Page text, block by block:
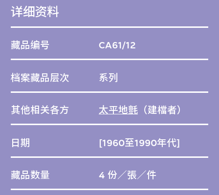
详细资料
藏品编号 CA61/12
档案藏品层次 系列
其他相关各方 太平地氈（建檔者）
日期 [1960至1990年代]
藏品数量 4 份／張／件